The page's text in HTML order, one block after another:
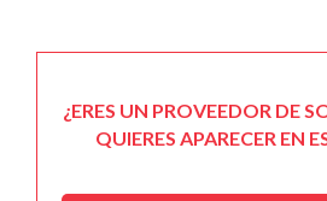
¿ERES UN PROVEEDOR DE
QUIERES APARECER EN